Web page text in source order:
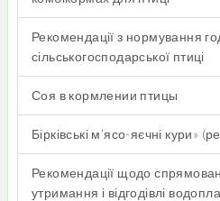
Рекомендації з нормування
сільськогосподарської птиці
Соя в кормлении птицы
Бірківські м’ясо-яєчні кури»
Рекомендації щодо
утримання і відгодівлі